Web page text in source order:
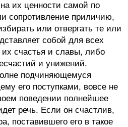
их ценности самой по
сопротивление приличию,
или отвергать те или
собой для всех
счастья и славы, либо
и унижений.
подчиняющемуся
его поступками, вовсе не
поведении полнейшее
речь. Если он счастлив,
поставившего его в такое